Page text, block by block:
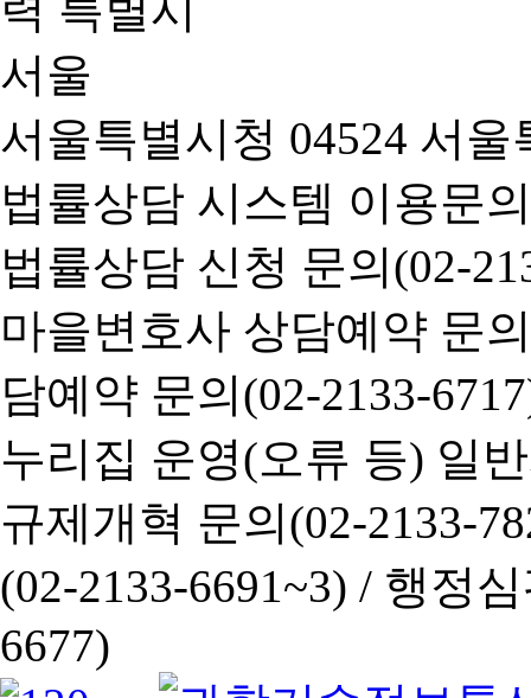
서울특별시청 04524 서
법률상담 시스템 이용문
법률상담 신청 문의(02-
마을변호사 상담예약 문
담예약 문의(02-2133-
누리집 운영(오류 등) 일
규제개혁 문의(02-2133-
(02-2133-6691~3) / 행정심
6677)